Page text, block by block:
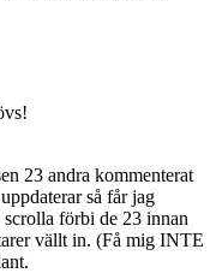
23 andra kommenterat
så får jag
förbi de 23 innan
vällt in. (Få mig INTE